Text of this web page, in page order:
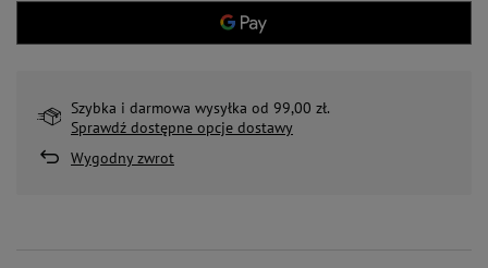
Szybka i darmowa wysyłka od 99,00 zł.
Sprawdź dostępne opcje dostawy
Wygodny zwrot